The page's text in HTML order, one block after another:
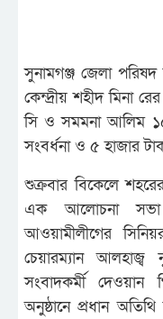
সুনামগঞ্জ জেলা
কেন্দ্রীয় শহীদ মিনা
সি ও সমমনা আলিম
সংবর্ধনা ও ৫ হাজার
শুক্রবার বিকেলে
এক আলোচনা সভা
আওয়ামীলীগের
চেয়ারম্যান
সংবাদকর্মী দেওয়ান
অনুষ্ঠানে প্রধান অতিথি